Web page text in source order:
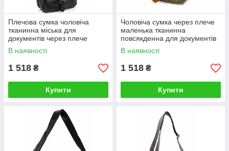
Плечова сумка чоловіча
тканинна міська для
документів через плече
стильна 6586
В наявності
1 518 ₴
Купити
Чоловіча сумка через плече
маленька тканинна
повсякденна для документів
6586
В наявності
1 518 ₴
Купити